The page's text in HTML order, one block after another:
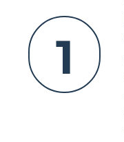
1